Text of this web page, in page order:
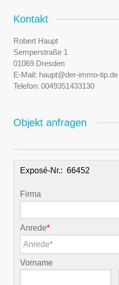
Kontakt
Robert Haupt
Semperstraße 1
01069 Dresden
E-Mail: haupt@der-immo-tip.de
Telefon: 0049351433130
Objekt anfragen
Exposé-Nr.:
Firma
Anrede*
Anrede*
Vorname